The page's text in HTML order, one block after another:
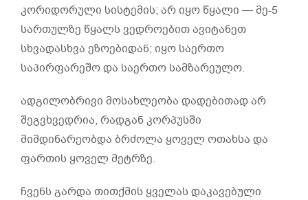
კორიდორული სისტემის; არ იყო წყალი — მე-5
სართულზე წყალს ვედროებით ავიტანეთ
სხვადასხვა ეზოებიდან; იყო საერთო
საპირფარეშო და საერთო სამზარეულო.
ადგილობრივი მოსახლეობა დადებითად არ
შეგვხვედრია, რადგან კორპუსში
მიმდინარეობდა ბრძოლა ყოველ ოთახსა და
ფართის ყოველ მეტრზე.
ჩვენს გარდა თითქმის ყველას დაკავებული